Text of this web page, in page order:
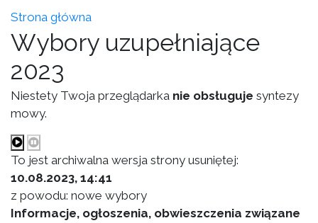
Strona główna
Wybory uzupełniające
2023
Niestety Twoja przeglądarka nie obsługuje syntezy
mowy.
To jest archiwalna wersja strony usuniętej:
10.08.2023, 14:41
z powodu: nowe wybory
Informacje, ogłoszenia, obwieszczenia związane